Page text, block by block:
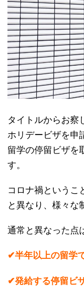
タイトルからお察
ホリデービザを申
留学の停留ビザを
す。
コロナ禍というこ
と異なり、様々な
通常と異なった点
✔︎半年以上の留学
✔︎発給する停留ビ